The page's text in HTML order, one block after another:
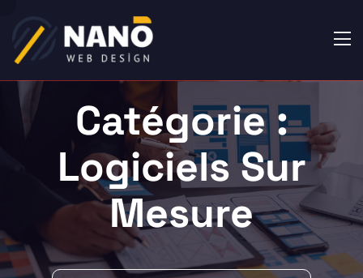
Catégorie :
Logiciels Sur
Mesure